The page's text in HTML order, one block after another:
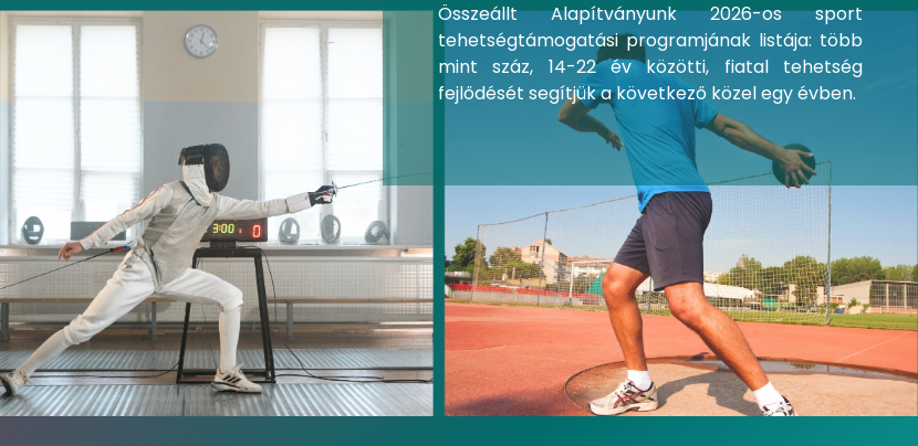
Összeállt Alapítványunk 2026-os sport
tehetségtámogatási programjának listája: több
mint száz, 14-22 év közötti, fiatal tehetség
fejlődését segítjük a következő közel egy évben.